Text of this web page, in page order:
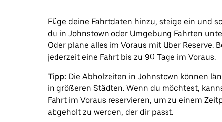
Füge deine Fahrtdaten hinzu, steige ein und
du in Johnstown oder Umgebung Fahrten
Oder plane alles im Voraus mit Uber Reserve.
jederzeit eine Fahrt bis zu 90 Tage im Voraus.
Tipp: Die Abholzeiten in Johnstown können
in größeren Städten. Wenn du möchtest,
Fahrt im Voraus reservieren, um zu einem
abgeholt zu werden, der dir passt.